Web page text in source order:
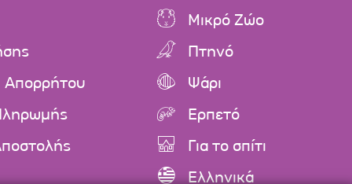
Απορρήτου
Μικρό Ζώο
Πτηνό
Ψάρι
Ερπετό
Για το σπίτι
Ελληνικά